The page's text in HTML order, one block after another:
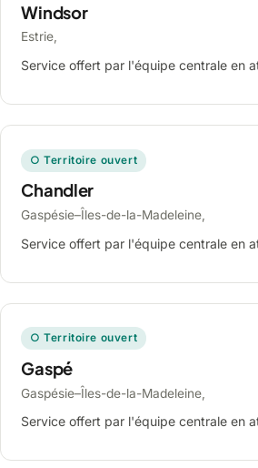
Windsor
Estrie,
Service offert par l'équipe centrale en
○ Territoire ouvert
Chandler
Gaspésie–Îles-de-la-Madeleine,
Service offert par l'équipe centrale en
○ Territoire ouvert
Gaspé
Gaspésie–Îles-de-la-Madeleine,
Service offert par l'équipe centrale en